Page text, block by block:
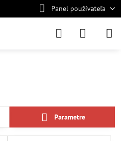
Panel používateľa
Parametre